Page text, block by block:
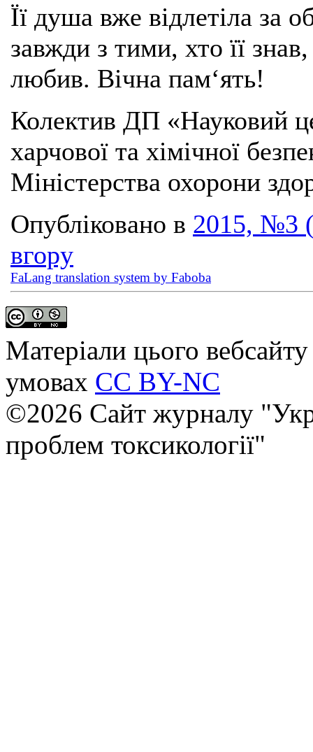
Її душа вже відлетіла за
завжди з тими, хто її
любив. Вічна пам‘ять!
Колектив ДП «Науковий
харчової та хімічної
Міністерства охорони
Опубліковано в 2015, №3
вгору
FaLang translation system by Faboba
Матеріали цього
умовах CC BY-NC
©2026 Сайт журналу
проблем токсикології"